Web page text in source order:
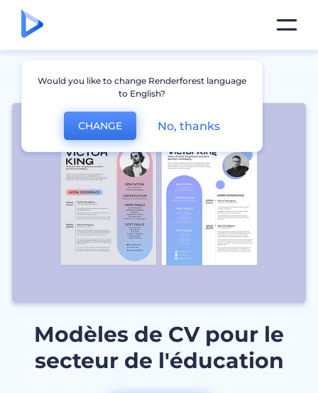
Modèles de CV pour le
secteur de l'éducation
Would you like to change Renderforest language
to English?
CHANGE No, thanks